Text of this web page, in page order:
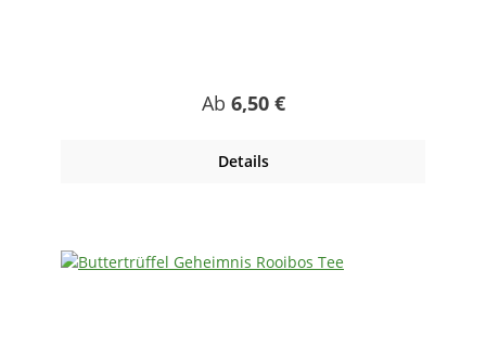
Regulärer Preis:
Ab 6,50 €
Details